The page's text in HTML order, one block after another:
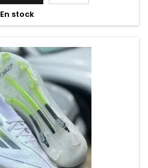
En stock